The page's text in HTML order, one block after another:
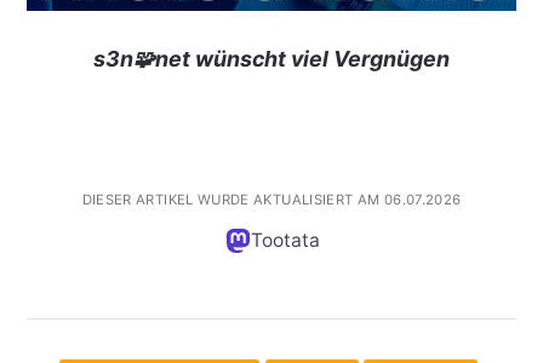
s3n🧩net wünscht viel Vergnügen
DIESER ARTIKEL WURDE AKTUALISIERT AM 06.07.2026
Tootata